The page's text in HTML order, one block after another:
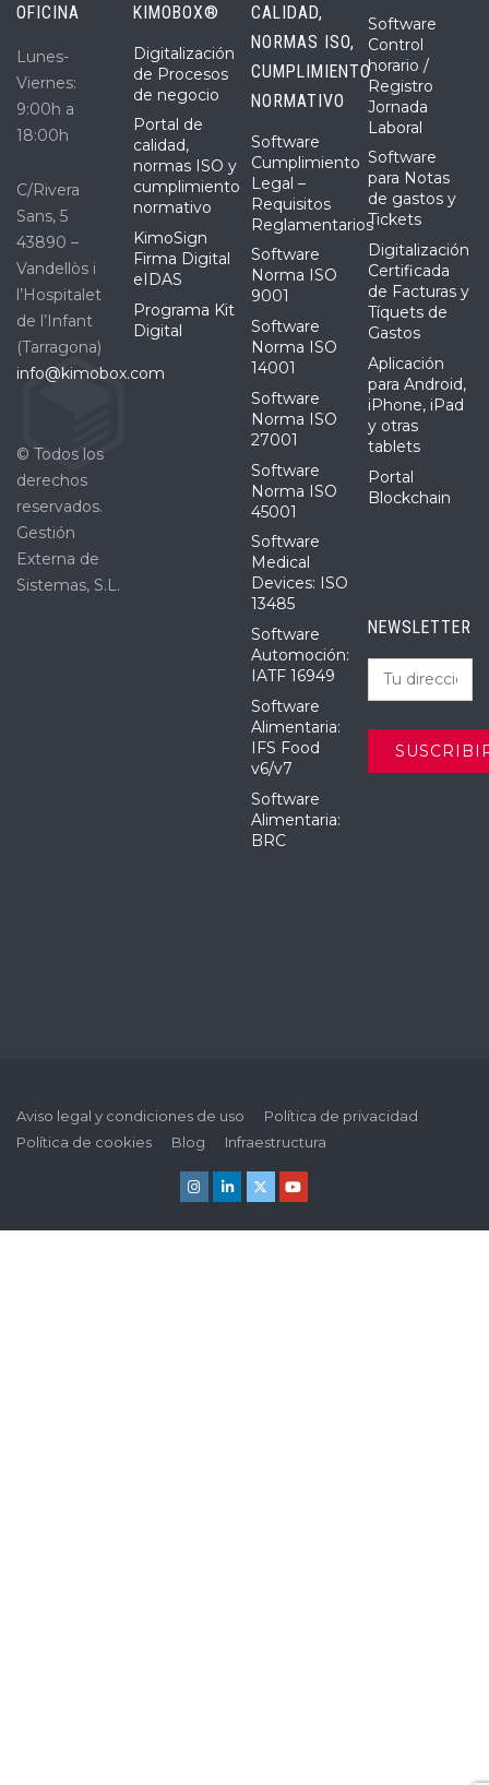
OFICINA
Lunes-
Viernes:
9:00h a
18:00h
C/Rivera
Sans, 5
43890 –
Vandellòs i
l’Hospitalet
de l’Infant
(Tarragona)
info@kimobox.com
© Todos los
derechos
reservados.
Gestión
Externa de
Sistemas, S.L.
KIMOBOX®
Digitalización
de Procesos
de negocio
Portal de
calidad,
normas ISO y
cumplimiento
normativo
KimoSign
Firma Digital
eIDAS
Programa Kit
Digital
CALIDAD,
NORMAS ISO,
CUMPLIMIENTO
NORMATIVO
Software
Cumplimiento
Legal –
Requisitos
Reglamentarios
Software
Norma ISO
9001
Software
Norma ISO
14001
Software
Norma ISO
27001
Software
Norma ISO
45001
Software
Medical
Devices: ISO
13485
Software
Automoción:
IATF 16949
Software
Alimentaria:
IFS Food
v6/v7
Software
Alimentaria:
BRC
Software
Control
horario /
Registro
Jornada
Laboral
Software
para Notas
de gastos y
Tickets
Digitalización
Certificada
de Facturas y
Tíquets de
Gastos
Aplicación
para Android,
iPhone, iPad
y otras
tablets
Portal
Blockchain
NEWSLETTER
Aviso legal y condiciones de uso
Política de privacidad
Política de cookies
Blog Infraestructura